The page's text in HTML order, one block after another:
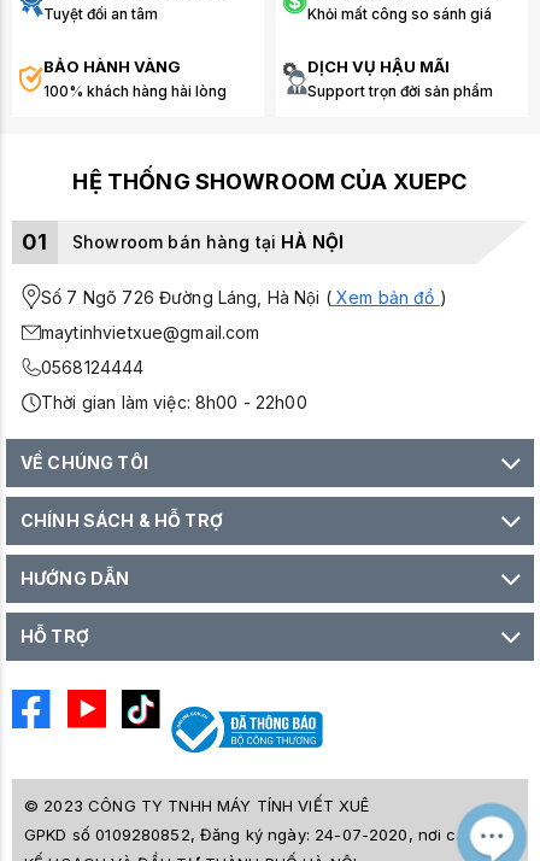
Tuyệt đối an tâm Khỏi mất công so sánh giá
BẢO HÀNH VÀNG
100% khách hàng hài lòng
DỊCH VỤ HẬU MÃI
Support trọn đời sản phẩm
HỆ THỐNG SHOWROOM CỦA XUEPC
01 Showroom bán hàng tại HÀ NỘI
Số 7 Ngõ 726 Đường Láng, Hà Nội (Xem bản đồ )
maytinhvietxue@gmail.com
0568124444
Thời gian làm việc: 8h00 - 22h00
VỀ CHÚNG TÔI
CHÍNH SÁCH & HỖ TRỢ
HƯỚNG DẪN
HỖ TRỢ
© 2023 CÔNG TY TNHH MÁY TÍNH VIẾT XUÊ
GPKD số 0109280852, Đăng ký ngày: 24-07-2020, nơi cấp SỞ